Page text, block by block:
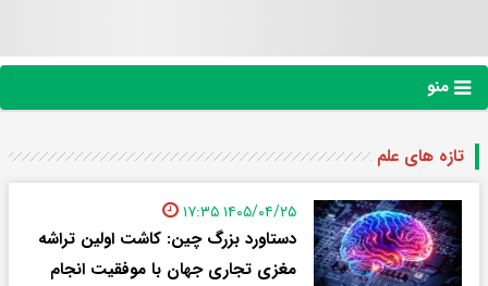
منو
تازه های علم
۱۴۰۵/۰۴/۲۵ ۱۷:۳۵
دستاورد بزرگ چین: کاشت اولین تراشه
مغزی تجاری جهان با موفقیت انجام